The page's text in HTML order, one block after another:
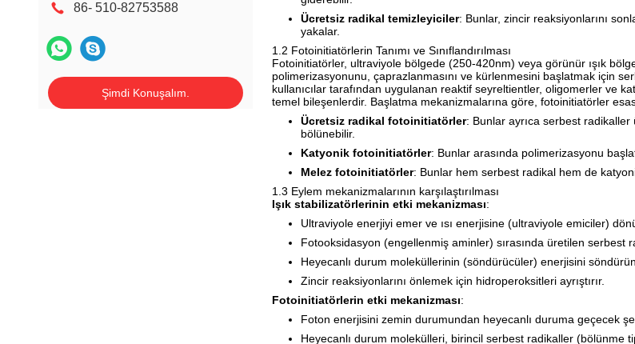
86- 510-82753588
Şimdi Konuşalım.
Ücretsiz radikal temizleyiciler: Bunlar, zincir reaksiyonlarını
yakalar.
1.2 Fotoinitiatörlerin Tanımı ve Sınıflandırılması
Fotoinitiatörler, ultraviyole bölgede (250-420nm) veya görünür ışık
polimerizasyonunu, çaprazlanmasını ve kürlenmesini başlatmak için
kullanıcılar tarafından uygulanan reaktif seyreltientler, oligomerler ve
temel bileşenlerdir. Başlatma mekanizmalarına göre, fotoinitiatörler esas
Ücretsiz radikal fotoinitiatörler: Bunlar ayrıca serbest
bölünebilir.
Katyonik fotoinitiatörler: Bunlar arasında polimerizasyonu
Melez fotoinitiatörler: Bunlar hem serbest radikal hem de
1.3 Eylem mekanizmalarının karşılaştırılması
Işık stabilizatörlerinin etki mekanizması:
Ultraviyole enerjiyi emer ve ısı enerjisine (ultraviyole emiciler)
Fotooksidasyon (engellenmiş aminler) sırasında üretilen serbest
Heyecanlı durum moleküllerinin (söndürücüler) enerjisini söndürün.
Zincir reaksiyonlarını önlemek için hidroperoksitleri ayrıştırır.
Fotoinitiatörlerin etki mekanizması:
Foton enerjisini zemin durumundan heyecanlı duruma geçecek
Heyecanlı durum molekülleri, birincil serbest radikaller (bölünme